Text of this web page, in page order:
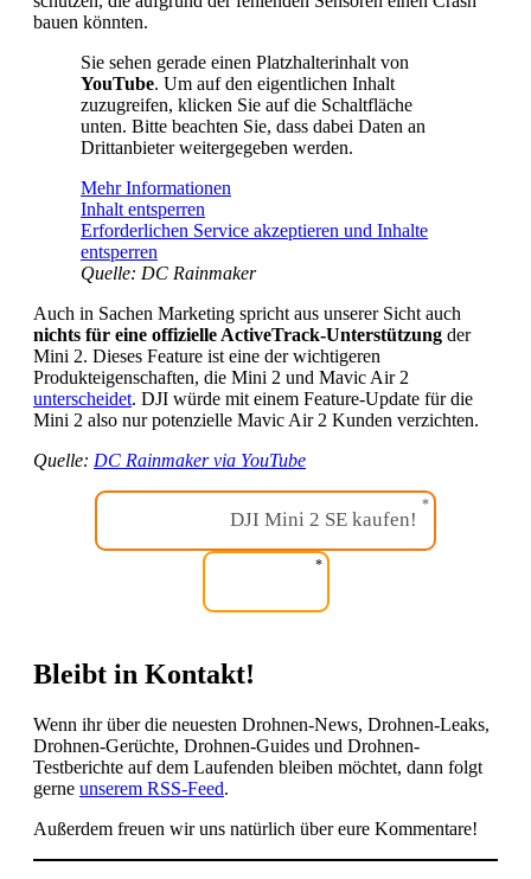
bauen könnten.
Sie sehen gerade einen Platzhalterinhalt von
YouTube. Um auf den eigentlichen Inhalt
zuzugreifen, klicken Sie auf die Schaltfläche
unten. Bitte beachten Sie, dass dabei Daten an
Drittanbieter weitergegeben werden.
Mehr Informationen
Inhalt entsperren
Erforderlichen Service akzeptieren und Inhalte
entsperren
Quelle: DC Rainmaker
Auch in Sachen Marketing spricht aus unserer Sicht auch
nichts für eine offizielle ActiveTrack-Unterstützung der
Mini 2. Dieses Feature ist eine der wichtigeren
Produkteigenschaften, die Mini 2 und Mavic Air 2
unterscheidet. DJI würde mit einem Feature-Update für die
Mini 2 also nur potenzielle Mavic Air 2 Kunden verzichten.
Quelle: DC Rainmaker via YouTube
DJI Mini 2 SE kaufen!
Bleibt in Kontakt!
Wenn ihr über die neuesten Drohnen-News, Drohnen-Leaks,
Drohnen-Gerüchte, Drohnen-Guides und Drohnen-
Testberichte auf dem Laufenden bleiben möchtet, dann folgt
gerne unserem RSS-Feed.
Außerdem freuen wir uns natürlich über eure Kommentare!